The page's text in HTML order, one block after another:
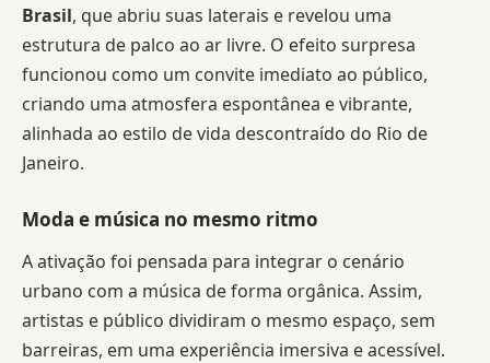
Brasil, que abriu suas laterais e revelou uma
estrutura de palco ao ar livre. O efeito surpresa
funcionou como um convite imediato ao público,
criando uma atmosfera espontânea e vibrante,
alinhada ao estilo de vida descontraído do Rio de
Janeiro.
Moda e música no mesmo ritmo
A ativação foi pensada para integrar o cenário
urbano com a música de forma orgânica. Assim,
artistas e público dividiram o mesmo espaço, sem
barreiras, em uma experiência imersiva e acessível.